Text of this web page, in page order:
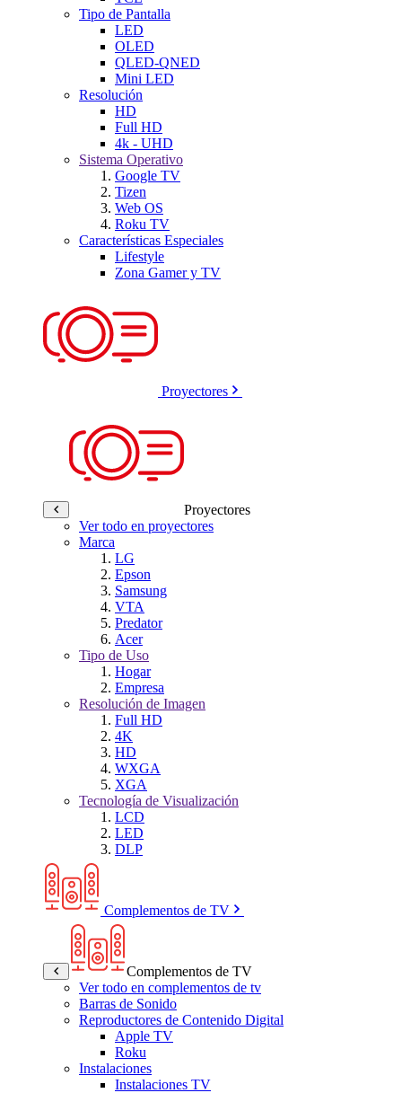
Tipo de Pantalla
LED
OLED
QLED-QNED
Mini LED
Resolución
HD
Full HD
4k - UHD
Sistema Operativo
Google TV
Tizen
Web OS
Roku TV
Características Especiales
Lifestyle
Zona Gamer y TV
Proyectores
Proyectores
Ver todo en proyectores
Marca
LG
Epson
Samsung
VTA
Predator
Acer
Tipo de Uso
Hogar
Empresa
Resolución de Imagen
Full HD
4K
HD
WXGA
XGA
Tecnología de Visualización
LCD
LED
DLP
Complementos de TV
Complementos de TV
Ver todo en complementos de tv
Barras de Sonido
Reproductores de Contenido Digital
Apple TV
Roku
Instalaciones
Instalaciones TV